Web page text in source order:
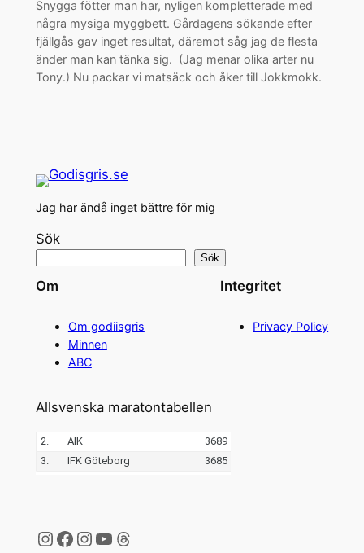
Snygga fötter man har, nyligen kompletterade med
några mysiga myggbett. Gårdagens sökande efter
fjällgås gav inget resultat, däremot såg jag de flesta
änder man kan tänka sig. (Jag menar olika arter nu
Tony.) Nu packar vi matsäck och åker till Jokkmokk.
Jag har ändå inget bättre för mig
Sök
Sök
Om
Om godiisgris
Minnen
ABC
Integritet
Privacy Policy
Allsvenska maratontabellen
Instagram
Facebook
Instagram
YouTube
Threads